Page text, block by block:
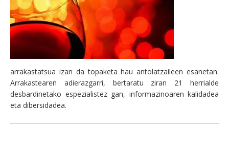
arrakastatsua izan da topaketa hau antolatzaileen esanetan.
Arrakastearen adierazgarri, bertaratu ziran 21 herrialde
desbardinetako espezialistez gan, informazinoaren kalidadea
eta dibersidadea.